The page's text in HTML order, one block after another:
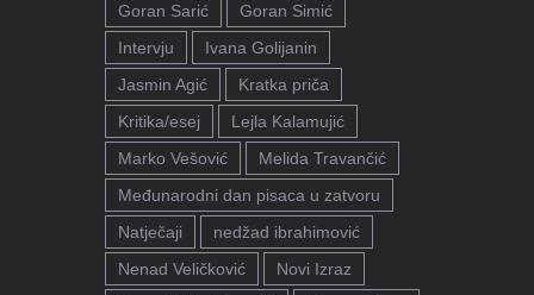
Goran Sarić
Goran Simić
Intervju
Ivana Golijanin
Jasmin Agić
Kratka priča
Kritika/esej
Lejla Kalamujić
Marko Vešović
Melida Travančić
Međunarodni dan pisaca u zatvoru
Natječaji
nedžad ibrahimović
Nenad Veličković
Novi Izraz